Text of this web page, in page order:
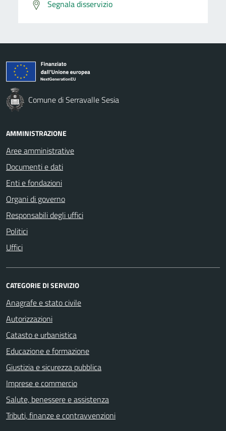
Segnala disservizio
Comune di Serravalle Sesia
AMMINISTRAZIONE
Aree amministrative
Documenti e dati
Enti e fondazioni
Organi di governo
Responsabili degli uffici
Politici
Uffici
CATEGORIE DI SERVIZIO
Anagrafe e stato civile
Autorizzazioni
Catasto e urbanistica
Educazione e formazione
Giustizia e sicurezza pubblica
Imprese e commercio
Salute, benessere e assistenza
Tributi, finanze e contravvenzioni